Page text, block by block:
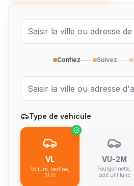
Confiez Suivez
Type de véhicule
VL
Voiture, berline,
SUV
VU-2M
Fourgonnette,
petit utilitaire